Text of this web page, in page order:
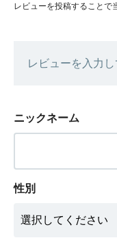
レビューを投稿することで
レビューを入力し
ニックネーム
性別